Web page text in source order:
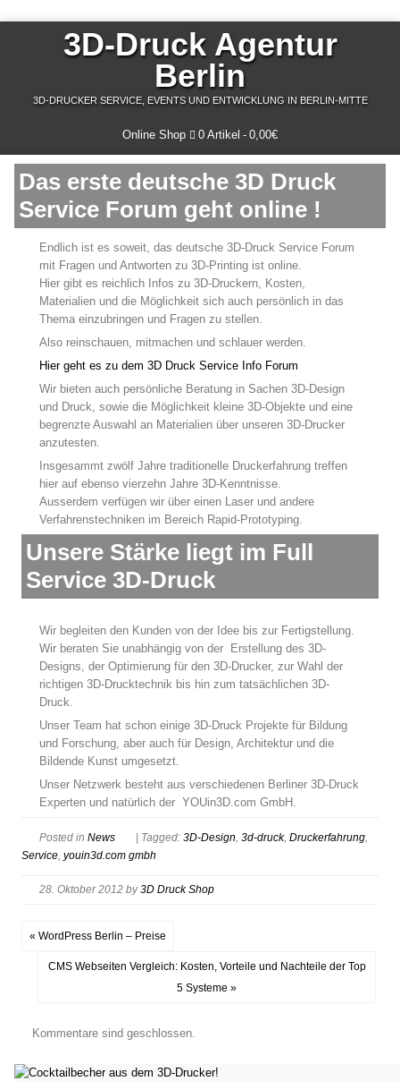
3D-Druck Agentur
Berlin
3D-DRUCKER SERVICE, EVENTS UND ENTWICKLUNG IN BERLIN-MITTE
Online Shop 0 Artikel 0,00€
Das erste deutsche 3D Druck
Service Forum geht online !
Endlich ist es soweit, das deutsche 3D-Druck Service Forum
mit Fragen und Antworten zu 3D-Printing ist online.
Hier gibt es reichlich Infos zu 3D-Druckern, Kosten,
Materialien und die Möglichkeit sich auch persönlich in das
Thema einzubringen und Fragen zu stellen.
Also reinschauen, mitmachen und schlauer werden.
Hier geht es zu dem 3D Druck Service Info Forum
Wir bieten auch persönliche Beratung in Sachen 3D-Design
und Druck, sowie die Möglichkeit kleine 3D-Objekte und eine
begrenzte Auswahl an Materialien über unseren 3D-Drucker
anzutesten.
Insgesammt zwölf Jahre traditionelle Druckerfahrung treffen
hier auf ebenso vierzehn Jahre 3D-Kenntnisse.
Ausserdem verfügen wir über einen Laser und andere
Verfahrenstechniken im Bereich Rapid-Prototyping.
Unsere Stärke liegt im Full
Service 3D-Druck
Wir begleiten den Kunden von der Idee bis zur Fertigstellung.
Wir beraten Sie unabhängig von der Erstellung des 3D-
Designs, der Optimierung für den 3D-Drucker, zur Wahl der
richtigen 3D-Drucktechnik bis hin zum tatsächlichen 3D-
Druck.
Unser Team hat schon einige 3D-Druck Projekte für Bildung
und Forschung, aber auch für Design, Architektur und die
Bildende Kunst umgesetzt.
Unser Netzwerk besteht aus verschiedenen Berliner 3D-Druck
Experten und natürlich der YOUin3D.com GmbH.
Posted in News | Tagged: 3D-Design, 3d-druck, Druckerfahrung,
Service, youin3d.com gmbh
28. Oktober 2012 by3D Druck Shop
« WordPress Berlin – Preise
CMS Webseiten Vergleich: Kosten, Vorteile und Nachteile der Top
5 Systeme »
Kommentare sind geschlossen.